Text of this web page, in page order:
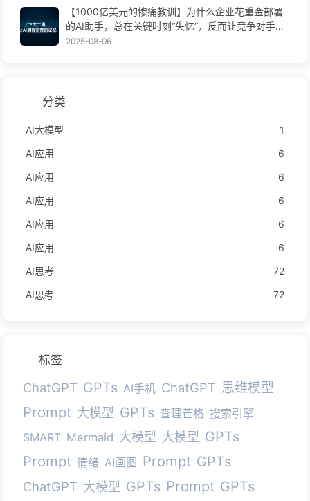
【1000亿美元的惨痛教训】为什么企业花重金部署
的AI助手，总在关键时刻“失忆”，反而让竞争对手实
现90%性能提升？——慢慢学AI169
2025-08-06
分类
AI大模型
1
AI应用
6
AI应用
6
AI应用
6
AI应用
6
AI应用
6
AI思考
72
AI思考
72
标签
ChatGPT GPTs AI手机 ChatGPT 思维模型
Prompt 大模型 GPTs 查理芒格 搜索引擎
SMART Mermaid 大模型 大模型 GPTs
Prompt 情绪 AI画图 Prompt GPTs
ChatGPT 大模型 GPTs Prompt GPTs